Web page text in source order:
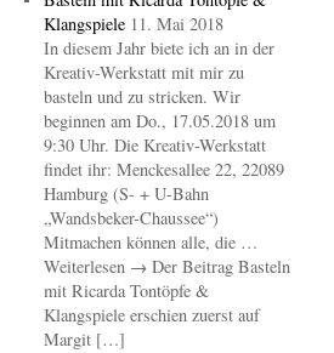
Klangspiele 11. Mai 2018
In diesem Jahr biete ich an in der
Kreativ-Werkstatt mit mir zu
basteln und zu stricken. Wir
beginnen am Do., 17.05.2018 um
9:30 Uhr. Die Kreativ-Werkstatt
findet ihr: Menckesallee 22, 22089
Hamburg (S- + U-Bahn
„Wandsbeker-Chaussee“)
Mitmachen können alle, die …
Weiterlesen → Der Beitrag Basteln
mit Ricarda Tontöpfe &
Klangspiele erschien zuerst auf
Margit […]